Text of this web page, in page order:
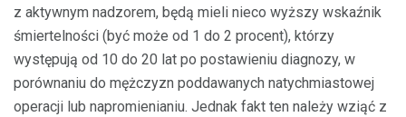
z aktywnym nadzorem, będą mieli nieco wyższy wskaźnik
śmiertelności (być może od 1 do 2 procent), którzy
występują od 10 do 20 lat po postawieniu diagnozy, w
porównaniu do mężczyzn poddawanych natychmiastowej
operacji lub napromienianiu. Jednak fakt ten należy wziąć z